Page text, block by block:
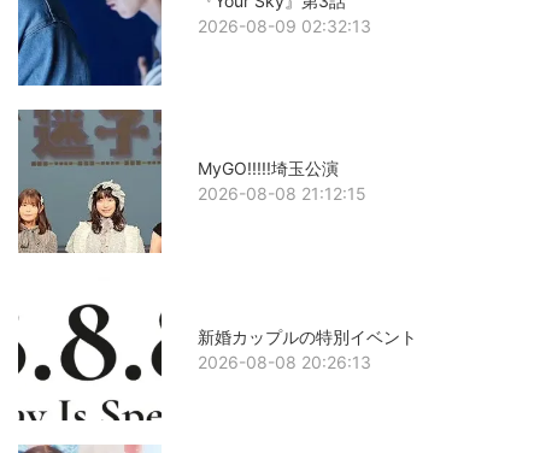
2026-08-09 02:32:13
MyGO!!!!!埼玉公演
2026-08-08 21:12:15
新婚カップルの特別イベント
2026-08-08 20:26:13